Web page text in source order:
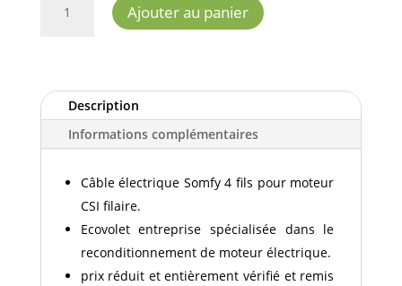
4
FILS
POUR
Ajouter au panier
Description
Informations complémentaires
Câble électrique Somfy 4 fils pour moteur
CSI filaire.
Ecovolet entreprise spécialisée dans le
reconditionnement de moteur électrique.
prix réduit et entièrement vérifié et remis